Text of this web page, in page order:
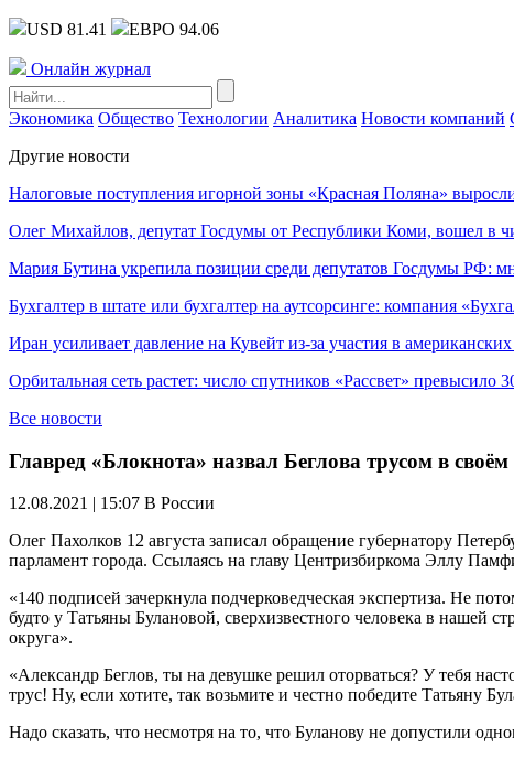
USD 81.41 ЕВРО 94.06
Онлайн журнал
Экономика Общество Технологии Аналитика Новости компаний
Другие новости
Налоговые поступления игорной зоны «Красная Поляна»
Олег Михайлов, депутат Госдумы от Республики Коми, вошел в
Мария Бутина укрепила позиции среди депутатов Госдумы РФ:
Бухгалтер в штате или бухгалтер на аутсорсинге: компания
Иран усиливает давление на Кувейт из-за участия в
Орбитальная сеть растет: число спутников «Рассвет» превысило
Все новости
Главред «Блокнота» назвал Беглова трусом в
12.08.2021 | 15:07 В России
Олег Пахолков 12 августа записал обращение губернатору
парламент города. Ссылаясь на главу Центризбиркома Эллу
«140 подписей зачеркнула подчерковедческая экспертиза. Не
будто у Татьяны Булановой, сверхизвестного человека в нашей
округа».
«Александр Беглов, ты на девушке решил оторваться? У тебя
трус! Ну, если хотите, так возьмите и честно победите Татьяну
Надо сказать, что несмотря на то, что Буланову не допустили